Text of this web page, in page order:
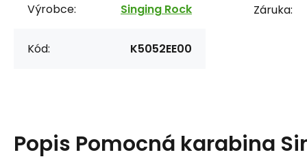
Výrobce: Singing Rock
Kód: K5052EE00
Záruka:
Popis Pomocná karabina